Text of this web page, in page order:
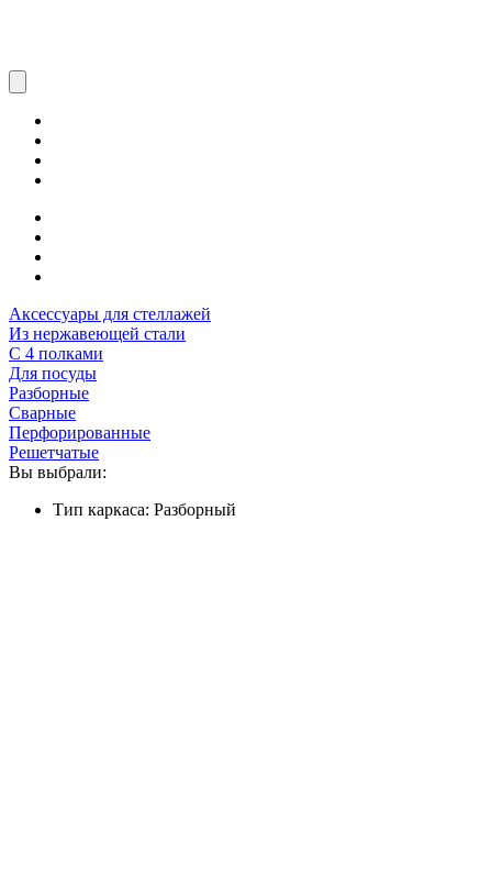
Аксессуары для стеллажей
Из нержавеющей стали
С 4 полками
Для посуды
Разборные
Сварные
Перфорированные
Решетчатые
Вы выбрали:
Тип каркаса: Разборный